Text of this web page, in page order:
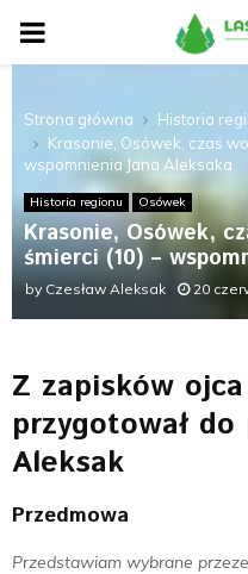
P
I
M
A
Y
M
E
Strona główna
Historia
Krasonie, Osówek, czas
wspomnienia Jana Aleksaka
Historia regionu Osówek
Krasonie, Osówek,
śmierci (10) –
by Czesław Aleksak 20
Z zapisków
przygotował
Aleksak
Przedmowa
Przedstawiam wybrane